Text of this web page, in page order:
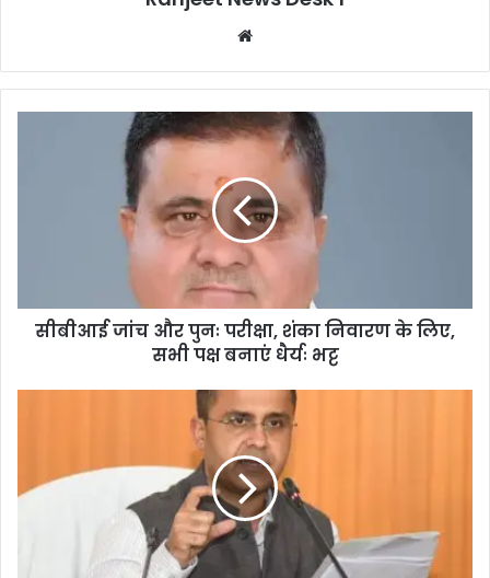
te
सीबीआई जांच और पुनः परीक्षा, शंका निवारण के लिए,
सभी पक्ष बनाएं धैर्यः भट्ट